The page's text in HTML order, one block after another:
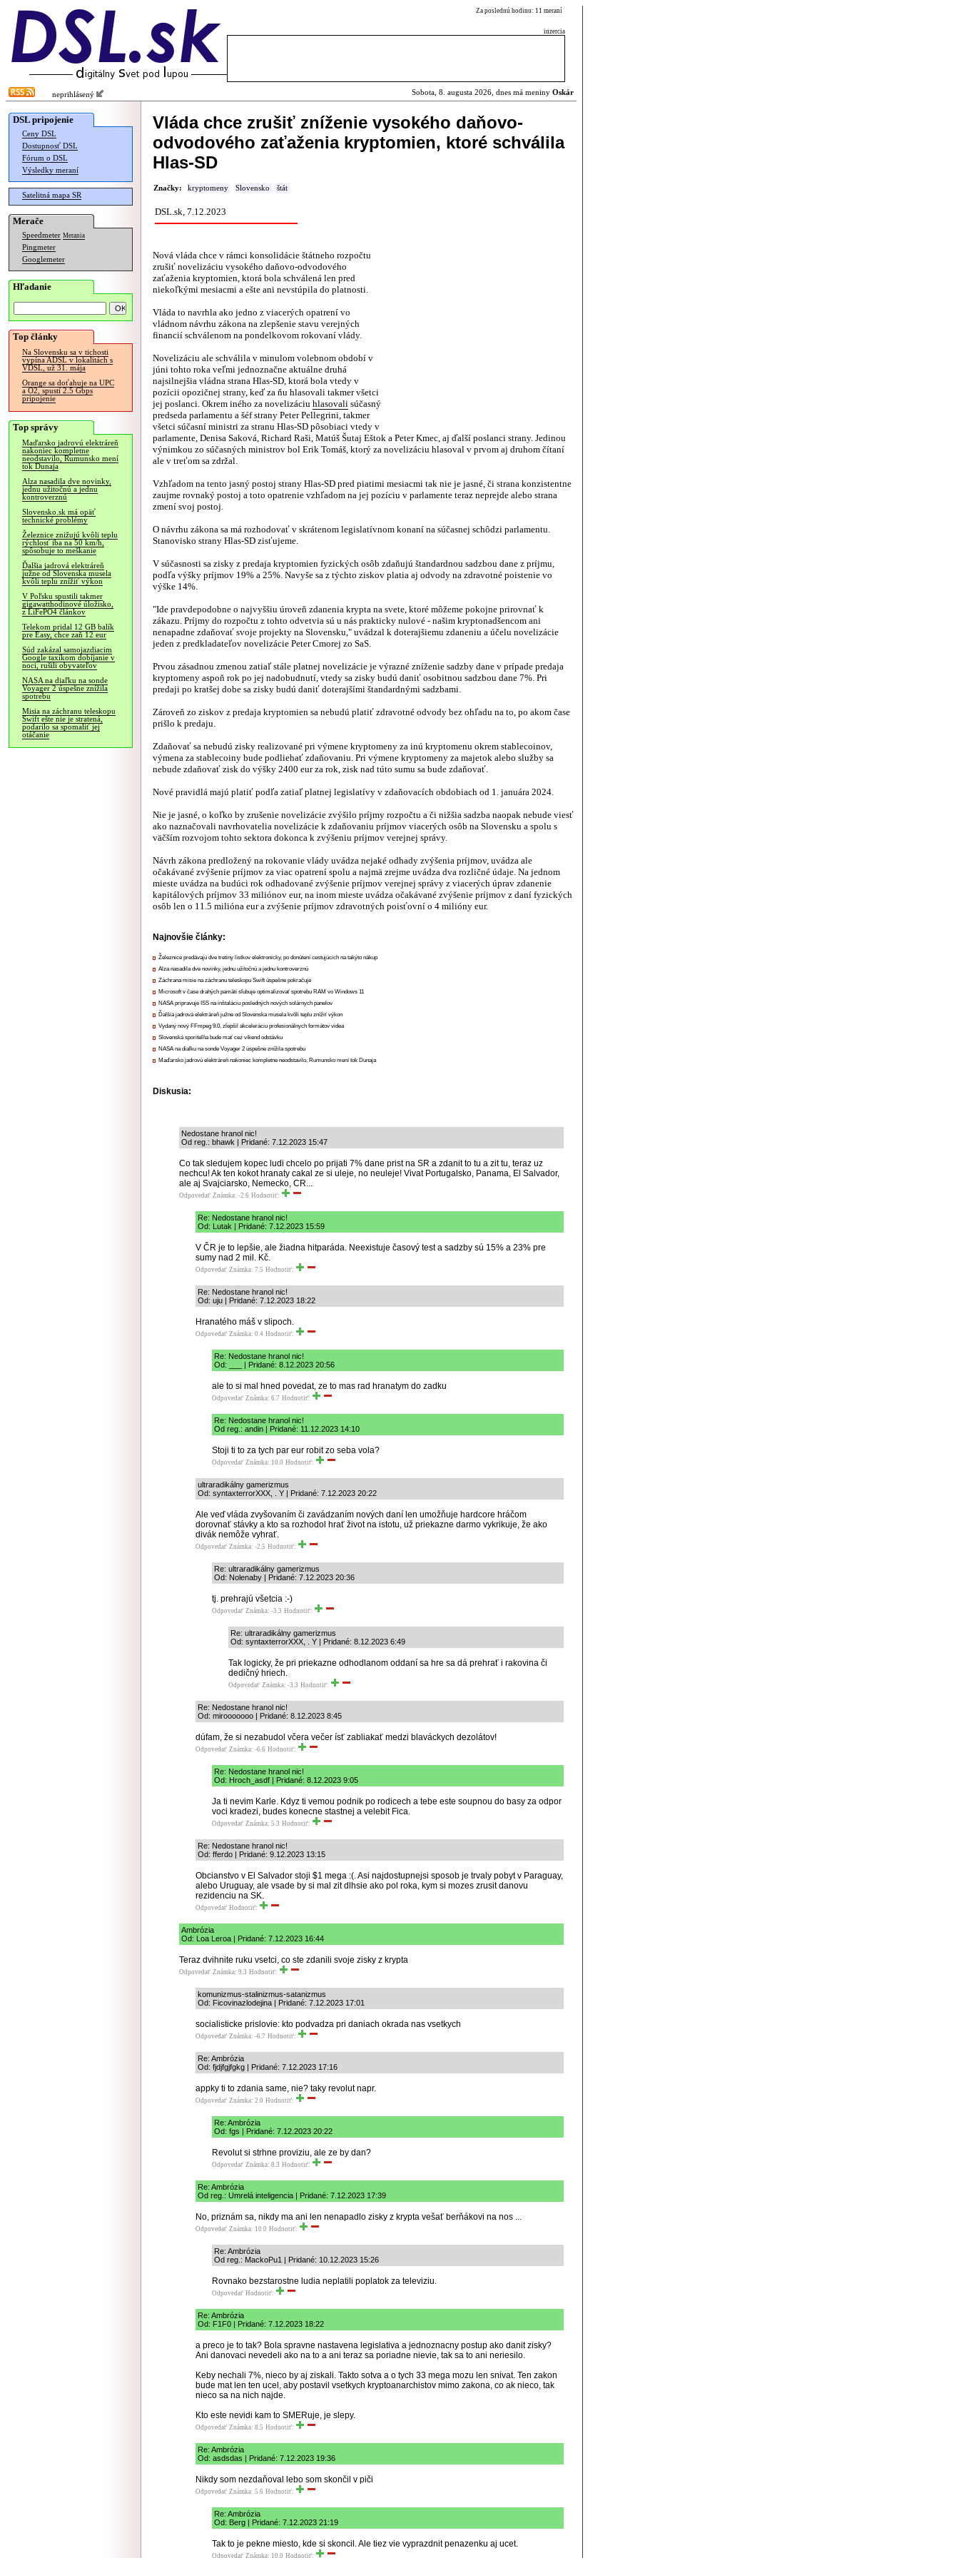
Za poslednú hodinu: 11 meraní
inzercia
neprihlásený Sobota, 8. augusta 2026, dnes má meniny Oskár
DSL pripojenie
Ceny DSL
Dostupnosť DSL
Fórum o DSL
Výsledky meraní
Satelitná mapa SR
Merače
Speedmeter Merania
Pingmeter
Googlemeter
Hľadanie
Top články
Na Slovensku sa v tichosti
vypína ADSL v lokalitách s
VDSL, už 31. mája
Orange sa doťahuje na UPC
a O2, spustí 2.5 Gbps
pripojenie
Top správy
Maďarsko jadrovú elektráreň
nakoniec kompletne
neodstavilo, Rumunsko mení
tok Dunaja
Alza nasadila dve novinky,
jednu užitočnú a jednu
kontroverznú
Slovensko.sk má opäť
technické problémy
Železnice znižujú kvôli teplu
rýchlosť iba na 50 km/h,
spôsobuje to meškanie
Ďalšia jadrová elektráreň
južne od Slovenska musela
kvôli teplu znížiť výkon
V Poľsku spustili takmer
gigawatthodinové úložisko,
z LiFePO4 článkov
Telekom pridal 12 GB balík
pre Easy, chce zaň 12 eur
Súd zakázal samojazdiacim
Google taxíkom dobíjanie v
noci, rušili obyvateľov
NASA na diaľku na sonde
Voyager 2 úspešne znížila
spotrebu
Misia na záchranu teleskopu
Swift ešte nie je stratená,
podarilo sa spomaliť jej
otáčanie
Vláda chce zrušiť zníženie vysokého daňovo-
odvodového zaťaženia kryptomien, ktoré schválila
Hlas-SD
Značky: kryptomeny Slovensko štát
DSL.sk, 7.12.2023
Nová vláda chce v rámci konsolidácie štátneho rozpočtu
zrušiť novelizáciu vysokého daňovo-odvodového
zaťaženia kryptomien, ktorá bola schválená len pred
niekoľkými mesiacmi a ešte ani nevstúpila do platnosti.
Vláda to navrhla ako jedno z viacerých opatrení vo
vládnom návrhu zákona na zlepšenie stavu verejných
financií schválenom na pondelkovom rokovaní vlády.
Novelizáciu ale schválila v minulom volebnom období v
júni tohto roka veľmi jednoznačne aktuálne druhá
najsilnejšia vládna strana Hlas-SD, ktorá bola vtedy v
pozícii opozičnej strany, keď za ňu hlasovali takmer všetci
jej poslanci. Okrem iného za novelizáciu hlasovali súčasný
predseda parlamentu a šéf strany Peter Pellegrini, takmer
všetci súčasní ministri za stranu Hlas-SD pôsobiaci vtedy v
parlamente, Denisa Saková, Richard Raši, Matúš Šutaj Eštok a Peter Kmec, aj ďalší poslanci strany. Jedinou
výnimkou zo súčasných ministrov bol Erik Tomáš, ktorý za novelizáciu hlasoval v prvom aj druhom čítaní
ale v treťom sa zdržal.
Vzhľadom na tento jasný postoj strany Hlas-SD pred piatimi mesiacmi tak nie je jasné, či strana konzistentne
zaujme rovnaký postoj a toto opatrenie vzhľadom na jej pozíciu v parlamente teraz neprejde alebo strana
zmení svoj postoj.
O návrhu zákona sa má rozhodovať v skrátenom legislatívnom konaní na súčasnej schôdzi parlamentu.
Stanovisko strany Hlas-SD zisťujeme.
V súčasnosti sa zisky z predaja kryptomien fyzických osôb zdaňujú štandardnou sadzbou dane z príjmu,
podľa výšky príjmov 19% a 25%. Navyše sa z týchto ziskov platia aj odvody na zdravotné poistenie vo
výške 14%.
"Ide pravdepodobne o najvyššiu úroveň zdanenia krypta na svete, ktoré môžeme pokojne prirovnať k
zákazu. Príjmy do rozpočtu z tohto odvetvia sú u nás prakticky nulové - našim kryptonadšencom ani
nenapadne zdaňovať svoje projekty na Slovensku," uvádzal k doterajšiemu zdaneniu a účelu novelizácie
jeden z predkladateľov novelizácie Peter Cmorej zo SaS.
Prvou zásadnou zmenou zatiaľ stále platnej novelizácie je výrazné zníženie sadzby dane v prípade predaja
kryptomeny aspoň rok po jej nadobudnutí, vtedy sa zisky budú daniť osobitnou sadzbou dane 7%. Pri
predaji po kratšej dobe sa zisky budú daniť doterajšími štandardnými sadzbami.
Zároveň zo ziskov z predaja kryptomien sa nebudú platiť zdravotné odvody bez ohľadu na to, po akom čase
prišlo k predaju.
Zdaňovať sa nebudú zisky realizované pri výmene kryptomeny za inú kryptomenu okrem stablecoinov,
výmena za stablecoiny bude podliehať zdaňovaniu. Pri výmene kryptomeny za majetok alebo služby sa
nebude zdaňovať zisk do výšky 2400 eur za rok, zisk nad túto sumu sa bude zdaňovať.
Nové pravidlá majú platiť podľa zatiaľ platnej legislatívy v zdaňovacích obdobiach od 1. januára 2024.
Nie je jasné, o koľko by zrušenie novelizácie zvýšilo príjmy rozpočtu a či nižšia sadzba naopak nebude viesť
ako naznačovali navrhovatelia novelizácie k zdaňovaniu príjmov viacerých osôb na Slovensku a spolu s
väčším rozvojom tohto sektora dokonca k zvýšeniu príjmov verejnej správy.
Návrh zákona predložený na rokovanie vlády uvádza nejaké odhady zvýšenia príjmov, uvádza ale
očakávané zvýšenie príjmov za viac opatrení spolu a najmä zrejme uvádza dva rozličné údaje. Na jednom
mieste uvádza na budúci rok odhadované zvýšenie príjmov verejnej správy z viacerých úprav zdanenie
kapitálových príjmov 33 miliónov eur, na inom mieste uvádza očakávané zvýšenie príjmov z daní fyzických
osôb len o 11.5 milióna eur a zvýšenie príjmov zdravotných poisťovní o 4 milióny eur.
Najnovšie články:
Železnice predávajú dve tretiny lístkov elektronicky, po donútení cestujúcich na takýto nákup
Alza nasadila dve novinky, jednu užitočnú a jednu kontroverznú
Záchrana misie na záchranu teleskopu Swift úspešne pokračuje
Microsoft v čase drahých pamätí sľubuje optimalizovať spotrebu RAM vo Windows 11
NASA pripravuje ISS na inštaláciu posledných nových solárnych panelov
Ďalšia jadrová elektráreň južne od Slovenska musela kvôli teplu znížiť výkon
Vydaný nový FFmpeg 9.0, zlepšil akceleráciu profesionálnych formátov videa
Slovenská sporiteľňa bude mať cez víkend odstávku
NASA na diaľku na sonde Voyager 2 úspešne znížila spotrebu
Maďarsko jadrovú elektráreň nakoniec kompletne neodstavilo, Rumunsko mení tok Dunaja
Diskusia:
Nedostane hranol nic!
Od reg.: bhawk | Pridané: 7.12.2023 15:47
Co tak sledujem kopec ludi chcelo po prijati 7% dane prist na SR a zdanit to tu a zit tu, teraz uz
nechcu! Ak ten kokot hranaty cakal ze si uleje, no neuleje! Vivat Portugalsko, Panama, El Salvador,
ale aj Svajciarsko, Nemecko, CR...
Odpovedať Známka: -2.6 Hodnotiť:
Re: Nedostane hranol nic!
Od: Lutak | Pridané: 7.12.2023 15:59
V ČR je to lepšie, ale žiadna hitparáda. Neexistuje časový test a sadzby sú 15% a 23% pre
sumy nad 2 mil. Kč.
Odpovedať Známka: 7.5 Hodnotiť:
Re: Nedostane hranol nic!
Od: uju | Pridané: 7.12.2023 18:22
Hranatého máš v slipoch.
Odpovedať Známka: 0.4 Hodnotiť:
Re: Nedostane hranol nic!
Od: ___ | Pridané: 8.12.2023 20:56
ale to si mal hned povedat, ze to mas rad hranatym do zadku
Odpovedať Známka: 6.7 Hodnotiť:
Re: Nedostane hranol nic!
Od reg.: andin | Pridané: 11.12.2023 14:10
Stoji ti to za tych par eur robit zo seba vola?
Odpovedať Známka: 10.0 Hodnotiť:
ultraradikálny gamerizmus
Od: syntaxterrorXXX, . Y | Pridané: 7.12.2023 20:22
Ale veď vláda zvyšovaním či zavádzaním nových daní len umožňuje hardcore hráčom
dorovnať stávky a kto sa rozhodol hrať život na istotu, už priekazne darmo vykrikuje, že ako
divák nemôže vyhrať.
Odpovedať Známka: -2.5 Hodnotiť:
Re: ultraradikálny gamerizmus
Od: Nolenaby | Pridané: 7.12.2023 20:36
tj. prehrajú všetcia :-)
Odpovedať Známka: -3.3 Hodnotiť:
Re: ultraradikálny gamerizmus
Od: syntaxterrorXXX, . Y | Pridané: 8.12.2023 6:49
Tak logicky, že pri priekazne odhodlanom oddaní sa hre sa dá prehrať i rakovina či
dedičný hriech.
Odpovedať Známka: -3.3 Hodnotiť:
Re: Nedostane hranol nic!
Od: mirooooooo | Pridané: 8.12.2023 8:45
dúfam, že si nezabudol včera večer ísť zabliakať medzi blaváckych dezolátov!
Odpovedať Známka: -6.6 Hodnotiť:
Re: Nedostane hranol nic!
Od: Hroch_asdf | Pridané: 8.12.2023 9:05
Ja ti nevim Karle. Kdyz ti vemou podnik po rodicech a tebe este soupnou do basy za odpor
voci kradezi, budes konecne stastnej a velebit Fica.
Odpovedať Známka: 5.3 Hodnotiť:
Re: Nedostane hranol nic!
Od: fferdo | Pridané: 9.12.2023 13:15
Obcianstvo v El Salvador stoji $1 mega :(. Asi najdostupnejsi sposob je trvaly pobyt v Paraguay,
alebo Uruguay, ale vsade by si mal zit dlhsie ako pol roka, kym si mozes zrusit danovu
rezidenciu na SK.
Odpovedať Hodnotiť:
Ambrózia
Od: Loa Leroa | Pridané: 7.12.2023 16:44
Teraz dvihnite ruku vsetci, co ste zdanili svoje zisky z krypta
Odpovedať Známka: 9.3 Hodnotiť:
komunizmus-stalinizmus-satanizmus
Od: Ficovinazlodejina | Pridané: 7.12.2023 17:01
socialisticke prislovie: kto podvadza pri daniach okrada nas vsetkych
Odpovedať Známka: -6.7 Hodnotiť:
Re: Ambrózia
Od: fjdjfgjfgkg | Pridané: 7.12.2023 17:16
appky ti to zdania same, nie? taky revolut napr.
Odpovedať Známka: 2.0 Hodnotiť:
Re: Ambrózia
Od: fgs | Pridané: 7.12.2023 20:22
Revolut si strhne proviziu, ale ze by dan?
Odpovedať Známka: 8.3 Hodnotiť:
Re: Ambrózia
Od reg.: Umrelá inteligencia | Pridané: 7.12.2023 17:39
No, priznám sa, nikdy ma ani len nenapadlo zisky z krypta vešať berňákovi na nos ...
Odpovedať Známka: 10.0 Hodnotiť:
Re: Ambrózia
Od reg.: MackoPu1 | Pridané: 10.12.2023 15:26
Rovnako bezstarostne ludia neplatili poplatok za televiziu.
Odpovedať Hodnotiť:
Re: Ambrózia
Od: F1F0 | Pridané: 7.12.2023 18:22
a preco je to tak? Bola spravne nastavena legislativa a jednoznacny postup ako danit zisky?
Ani danovaci nevedeli ako na to a ani teraz sa poriadne nievie, tak sa to ani neriesilo.
Keby nechali 7%, nieco by aj ziskali. Takto sotva a o tych 33 mega mozu len snivat. Ten zakon
bude mat len ten ucel, aby postavil vsetkych kryptoanarchistov mimo zakona, co ak nieco, tak
nieco sa na nich najde.
Kto este nevidi kam to SMERuje, je slepy.
Odpovedať Známka: 8.5 Hodnotiť:
Re: Ambrózia
Od: asdsdas | Pridané: 7.12.2023 19:36
Nikdy som nezdaňoval lebo som skončil v piči
Odpovedať Známka: 5.6 Hodnotiť:
Re: Ambrózia
Od: Berg | Pridané: 7.12.2023 21:19
Tak to je pekne miesto, kde si skoncil. Ale tiez vie vyprazdnit penazenku aj ucet.
Odpovedať Známka: 10.0 Hodnotiť: